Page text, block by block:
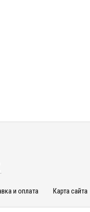
и оплата Карта сайта